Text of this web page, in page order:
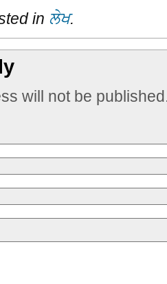
in ਲੇਖ.
will not be